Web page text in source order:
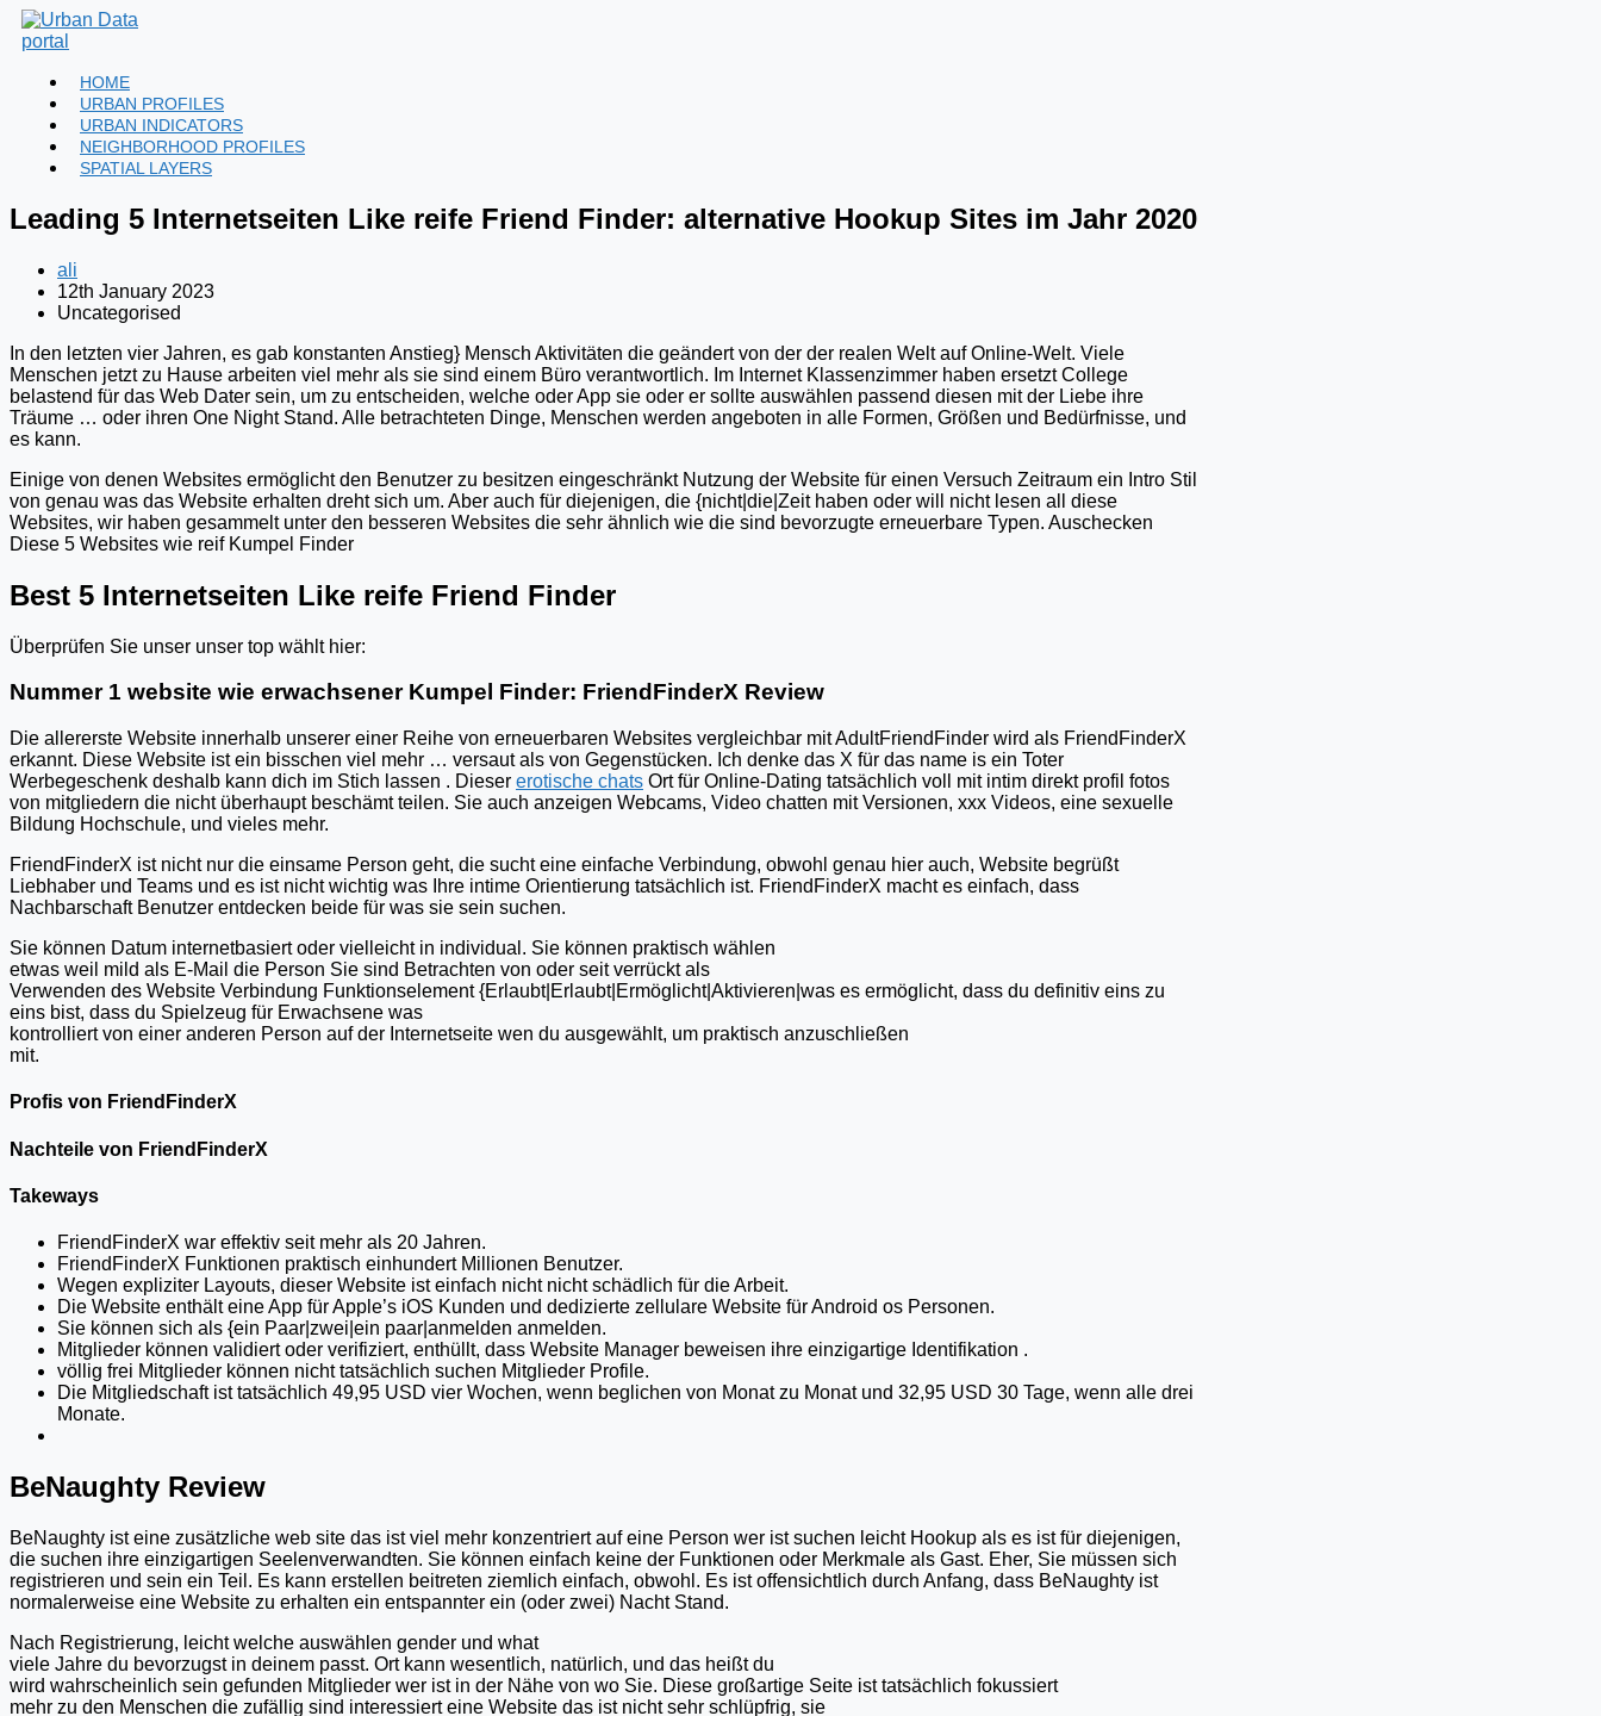
Skip
to
HOME
URBAN PROFILES
URBAN INDICATORS
NEIGHBORHOOD PROFILES
SPATIAL LAYERS
Leading 5 Internetseiten Like reife Friend Finder: alternative Hookup Sites im Jahr 2020
Post
author:
ali
Post
published:
12th January 2023
Post
Uncategorised
In den letzten vier Jahren, es gab konstanten Anstieg} Mensch Aktivitäten die geändert von der der realen Welt auf Online-Welt. Viele
Menschen jetzt zu Hause arbeiten viel mehr als sie sind einem Büro verantwortlich. Im Internet Klassenzimmer haben ersetzt College
belastend für das Web Dater sein, um zu entscheiden, welche oder App sie oder er sollte auswählen passend diesen mit der Liebe ihre
Träume … oder ihren One Night Stand. Alle betrachteten Dinge, Menschen werden angeboten in alle Formen, Größen und Bedürfnisse, und
es kann.
Einige von denen Websites ermöglicht den Benutzer zu besitzen eingeschränkt Nutzung der Website für einen Versuch Zeitraum ein Intro Stil
von genau was das Website erhalten dreht sich um. Aber auch für diejenigen, die {nicht|die|Zeit haben oder will nicht lesen all diese
Websites, wir haben gesammelt unter den besseren Websites die sehr ähnlich wie die sind bevorzugte erneuerbare Typen. Auschecken
Diese 5 Websites wie reif Kumpel Finder
Best 5 Internetseiten Like reife Friend Finder
Überprüfen Sie unser unser top wählt hier:
Nummer 1 website wie erwachsener Kumpel Finder: FriendFinderX Review
Die allererste Website innerhalb unserer einer Reihe von erneuerbaren Websites vergleichbar mit AdultFriendFinder wird als FriendFinderX
erkannt. Diese Website ist ein bisschen viel mehr … versaut als von Gegenstücken. Ich denke das X für das name is ein Toter
Werbegeschenk deshalb kann dich im Stich lassen . Dieser erotische chats Ort für Online-Dating tatsächlich voll mit intim direkt profil fotos
von mitgliedern die nicht überhaupt beschämt teilen. Sie auch anzeigen Webcams, Video chatten mit Versionen, xxx Videos, eine sexuelle
Bildung Hochschule, und vieles mehr. ​​
FriendFinderX ist nicht nur die einsame Person geht, die sucht eine einfache Verbindung, obwohl genau hier auch, Website begrüßt
Liebhaber und Teams und es ist nicht wichtig was Ihre intime Orientierung tatsächlich ist. FriendFinderX macht es einfach, dass
Nachbarschaft Benutzer entdecken beide für was sie sein suchen.
Sie können Datum internetbasiert oder vielleicht in individual. Sie können praktisch wählen
etwas weil mild als E-Mail die Person Sie sind Betrachten von oder seit verrückt als
Verwenden des Website Verbindung Funktionselement {Erlaubt|Erlaubt|Ermöglicht|Aktivieren|was es ermöglicht, dass du definitiv eins zu
eins bist, dass du Spielzeug für Erwachsene was
kontrolliert von einer anderen Person auf der Internetseite wen du ausgewählt, um praktisch anzuschließen
mit.
Profis von FriendFinderX
Nachteile von FriendFinderX
Takeways
FriendFinderX war effektiv seit mehr als 20 Jahren.
FriendFinderX Funktionen praktisch einhundert Millionen Benutzer.
Wegen expliziter Layouts, dieser Website ist einfach nicht nicht schädlich für die Arbeit.
Die Website enthält eine App für Apple’s iOS Kunden und dedizierte zellulare Website für Android os Personen.
Sie können sich als {ein Paar|zwei|ein paar|anmelden anmelden.
Mitglieder können validiert oder verifiziert, enthüllt, dass Website Manager beweisen ihre einzigartige Identifikation .
völlig frei Mitglieder können nicht tatsächlich suchen Mitglieder Profile.
Die Mitgliedschaft ist tatsächlich 49,95 USD vier Wochen, wenn beglichen von Monat zu Monat und 32,95 USD 30 Tage, wenn alle drei
Monate.
BeNaughty Review
BeNaughty ist eine zusätzliche web site das ist viel mehr konzentriert auf eine Person wer ist suchen leicht Hookup als es ist für diejenigen,
die suchen ihre einzigartigen Seelenverwandten. Sie können einfach keine der Funktionen oder Merkmale als Gast. Eher, Sie müssen sich
registrieren und sein ein Teil. Es kann erstellen beitreten ziemlich einfach, obwohl. Es ist offensichtlich durch Anfang, dass BeNaughty ist
normalerweise eine Website zu erhalten ein entspannter ein (oder zwei) Nacht Stand.
Nach Registrierung, leicht welche auswählen gender und what
viele Jahre du bevorzugst in deinem passt. Ort kann wesentlich, natürlich, und das heißt du
wird wahrscheinlich sein gefunden Mitglieder wer ist in der Nähe von wo Sie. Diese großartige Seite ist tatsächlich fokussiert
mehr zu den Menschen die zufällig sind interessiert eine Website das ist nicht sehr schlüpfrig, sie